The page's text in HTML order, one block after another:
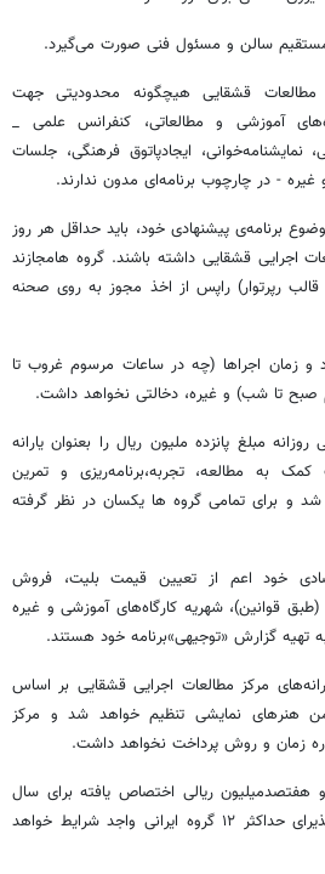
سالن و مسئول فنی صورت می‌گیرد.
قشقایی هیچگونه محدودیتی جهت
آموزشی و مطالعاتی، کنفرانس علمی _
ایجادپاتوق فرهنگی، جلسات
- در چارچوب برنامه‌ای مدون ندارند.
برنامه‌ی پیشنهادی خود، باید حداقل هر روز
اجرایی قشقایی داشته باشند. گروه هامجازند
قالب رپرتوار) راپس از اخذ مجوز به روی صحنه
و زمان اجراها (چه در ساعات مرسوم غروب تا
تا شب) و غیره، دخالتی نخواهد داشت.
مبلغ پانزده ملیون ریال را بعنوان یارانه
کمک به مطالعه، تجربه،برنامه‌ریزی و تمرین
شد و برای تمامی گروه ها یکسان در نظر گرفته
خود اعم از تعیین قیمت بلیت، فروش
قوانین)، شهریه‌ کارگاه‌های آموزشی و غیره
تهیه گزارش «توجیهی»برنامه خود هستند.
مرکز مطالعات اجرایی قشقایی بر اساس
هنرهای نمایشی تنظیم خواهد شد و مرکز
زمان و روش پرداخت نخواهد داشت.
هفتصدمیلیون ریالی اختصاص‌ یافته برای سال
۱۳۹۴، مرکز مطالعات قشقایی پذیرای حداکثر ۱۲ گروه ایرانی واجد شرایط خواهد